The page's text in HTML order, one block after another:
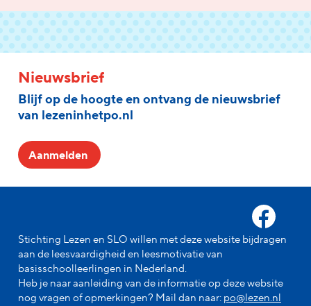
Stichting Lezen en SLO willen met deze website bijdragen
aan de leesvaardigheid en leesmotivatie van
basisschoolleerlingen in Nederland.
Heb je naar aanleiding van de informatie op deze website
nog vragen of opmerkingen? Mail dan naar: po@lezen.nl
Nieuwsbrief
Blijf op de hoogte en ontvang de nieuwsbrief
van lezeninhetpo.nl
Aanmelden